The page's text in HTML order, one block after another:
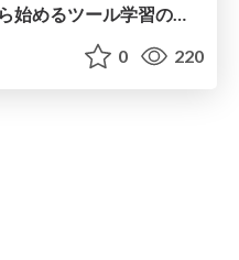
ほしいテンプレート制作から始めるツール学習のススメ📝
0 220